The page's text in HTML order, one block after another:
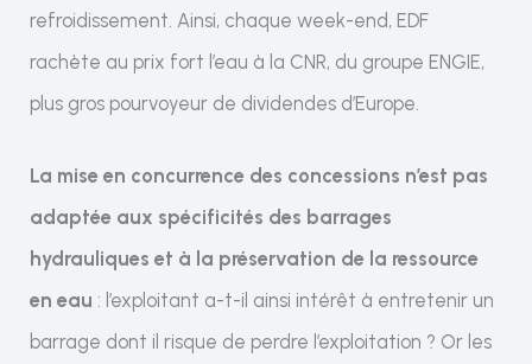
refroidissement. Ainsi, chaque week-end, EDF
rachète au prix fort l’eau à la CNR, du groupe ENGIE,
plus gros pourvoyeur de dividendes d’Europe.
La mise en concurrence des concessions n’est pas
adaptée aux spécificités des barrages
hydrauliques et à la préservation de la ressource
en eau : l’exploitant a-t-il ainsi intérêt à entretenir un
barrage dont il risque de perdre l’exploitation ? Or les